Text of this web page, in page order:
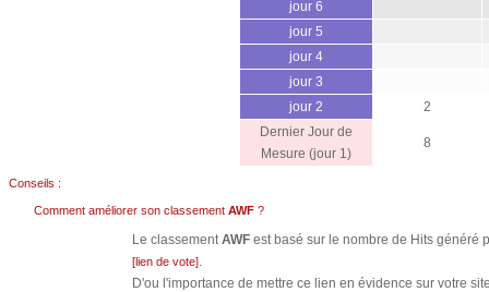
jour 6
jour 5
jour 4
jour 3
jour 2
2
Dernier Jour de
Mesure (jour 1)
8
Conseils :
Comment améliorer son classement AWF ?
Le classementAWF est basé sur le nombre de Hits généré
[lien de vote].
D'ou l'importance de mettre ce lien en évidence sur votre